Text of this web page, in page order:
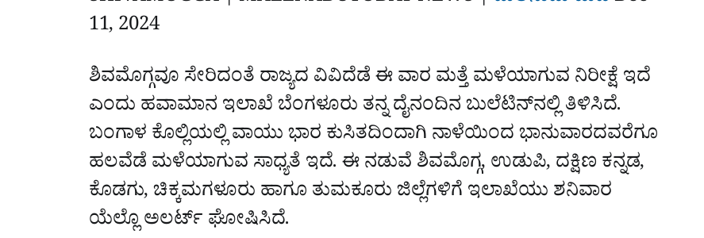
11, 2024
ಶಿವಮೊಗ್ಗವೂ ಸೇರಿದಂತೆ ರಾಜ್ಯದ ವಿವಿದೆಡೆ ಈ ವಾರ ಮತ್ತೆ ಮಳೆಯಾಗುವ ನಿರೀಕ್ಷೆ ಇದೆ
ಎಂದು ಹವಾಮಾನ ಇಲಾಖೆ ಬೆಂಗಳೂರು ತನ್ನ ದೈನಂದಿನ ಬುಲೆಟಿನ್‌ನಲ್ಲಿ ತಿಳಿಸಿದೆ.
ಬಂಗಾಳ ಕೊಲ್ಲಿಯಲ್ಲಿ ವಾಯು ಭಾರ ಕುಸಿತದಿಂದಾಗಿ ನಾಳೆಯಿಂದ ಭಾನುವಾರದವರೆಗೂ
ಹಲವೆಡೆ ಮಳೆಯಾಗುವ ಸಾಧ್ಯತೆ ಇದೆ. ಈ ನಡುವೆ ಶಿವಮೊಗ್ಗ, ಉಡು‍ಪಿ, ದಕ್ಷಿಣ ಕನ್ನಡ,
ಕೊಡಗು, ಚಿಕ್ಕಮಗಳೂರು ಹಾಗೂ ತುಮಕೂರು ಜಿಲ್ಲೆಗಳಿಗೆ ಇಲಾಖೆಯು ಶನಿವಾರ
ಯೆಲ್ಲೊ ಅಲರ್ಟ್ ಘೋಷಿಸಿದೆ.